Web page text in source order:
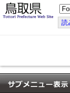
こ
の
ペ
ー
す
る
読